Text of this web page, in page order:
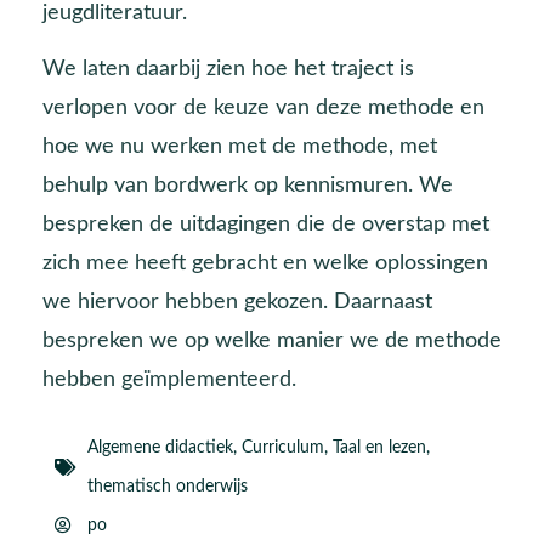
jeugdliteratuur.
We laten daarbij zien hoe het traject is
verlopen voor de keuze van deze methode en
hoe we nu werken met de methode, met
behulp van bordwerk op kennismuren. We
bespreken de uitdagingen die de overstap met
zich mee heeft gebracht en welke oplossingen
we hiervoor hebben gekozen. Daarnaast
bespreken we op welke manier we de methode
hebben geïmplementeerd.
Algemene didactiek, Curriculum, Taal en lezen,
thematisch onderwijs
po